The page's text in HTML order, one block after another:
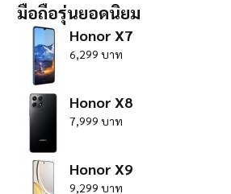
มือถือรุ่นยอดนิยม
Honor X7
6,299 บาท
Honor X8
7,999 บาท
Honor X9
9,299 บาท